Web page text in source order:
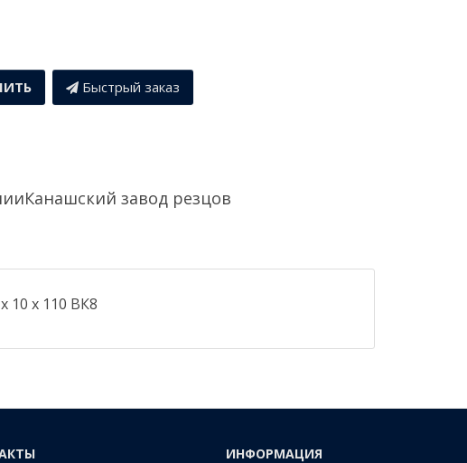
Быстрый заказ
Канашский завод резцов
10 х 110 ВК8
ИНФОРМАЦИЯ